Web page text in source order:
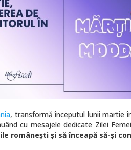
, transformă începutul lunii martie
cu mesajele dedicate Zilei
românești și să înceapă să-și